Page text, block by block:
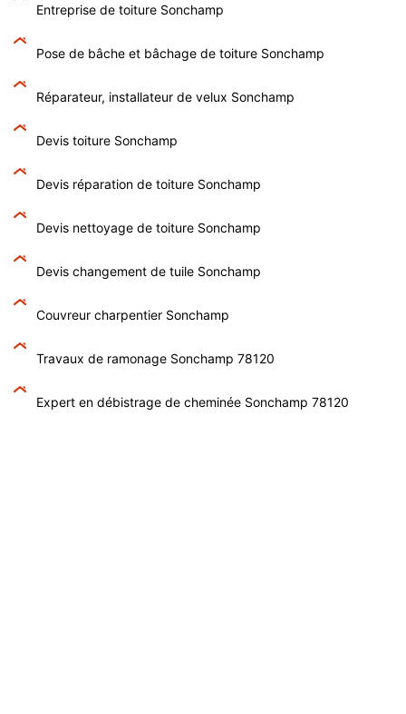
Entreprise de toiture Sonchamp
Pose de bâche et bâchage de toiture Sonchamp
Réparateur, installateur de velux Sonchamp
Devis toiture Sonchamp
Devis réparation de toiture Sonchamp
Devis nettoyage de toiture Sonchamp
Devis changement de tuile Sonchamp
Couvreur charpentier Sonchamp
Travaux de ramonage Sonchamp 78120
Expert en débistrage de cheminée Sonchamp 78120